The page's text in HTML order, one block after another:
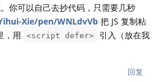
你可以自己去抄代码，只需要几秒
Xie/pen/WNLdvVb 把 JS 复制粘
，用
<script defer>
引入（放在我
回复